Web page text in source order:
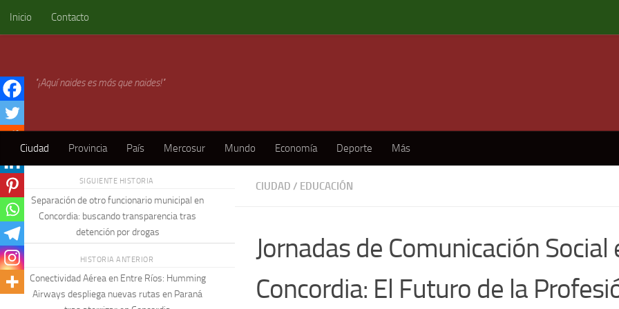
Skip to content
Inicio Contacto
"¡Aquí naides es más que naides!"
Ciudad Provincia País Mercosur Mundo Economía Deporte Más
CIUDAD / EDUCACIÓN
Jornadas de Comunicación Social
Concordia: El Futuro de la
SIGUIENTE HISTORIA
Separación de otro funcionario municipal en
Concordia: buscando transparencia tras
detención por drogas
HISTORIA ANTERIOR
Conectividad Aérea en Entre Ríos: Humming
Airways despliega nuevas rutas en Paraná